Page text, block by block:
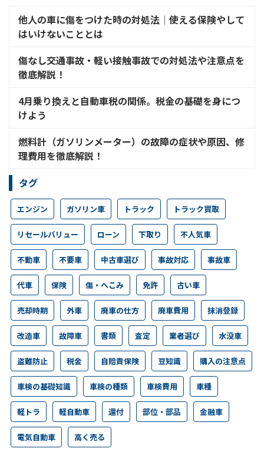
他人の車に傷をつけた時の対処法│使える保険やして
はいけないこととは
傷なし交通事故・軽い接触事故での対処法や注意点を
徹底解説！
4月乗り換えと自動車税の関係。税金の基礎を身につ
けよう
燃料計（ガソリンメーター）の故障の症状や原因、修
理費用を徹底解説！
タグ
エンジン ガソリン車 トラック トラック買取
リセールバリュー ローン 下取り 不人気車
不動車 不要車 中古車選び 事故対応 事故車
代車 保険 傷・へこみ 免許 古い車
売却時期 外車 廃車の仕方 廃車費用 抹消登録
改造車 故障車 書類 査定 業者選び 水没車
盗難防止 税金 自賠責保険 豆知識 購入の注意点
車検の基礎知識 車検の種類 車検費用 車種
軽トラ 軽自動車 還付 部位・部品 金融車
電気自動車 高く売る